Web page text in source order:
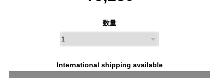
数量
International shipping available